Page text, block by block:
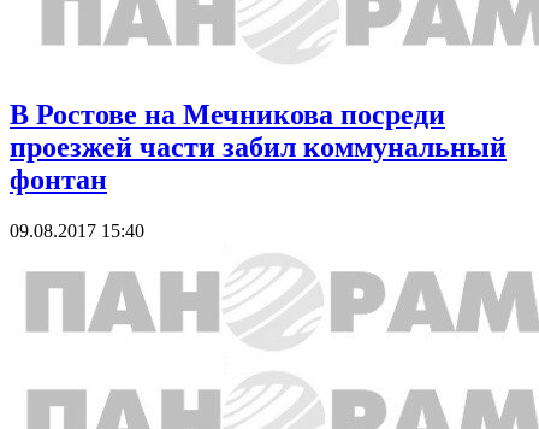
В Ростове на Мечникова посреди
проезжей части забил коммунальный
фонтан
09.08.2017 15:40